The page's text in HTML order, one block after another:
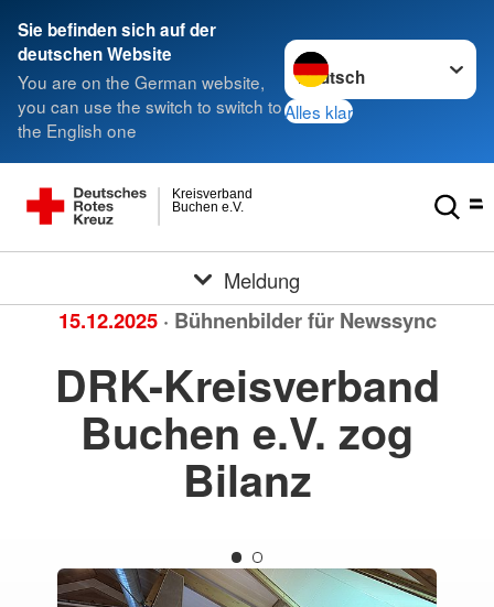
Sie befinden sich auf der
deutschen Website
You are on the German website,
you can use the switch to switch to
the English one
Sprache wechseln zu
Alles klar
Buchen e.V.
Kreisverband
Meldung
15.12.2025 · Bühnenbilder für Newssync
DRK-Kreisverband
Buchen e.V. zog
Bilanz